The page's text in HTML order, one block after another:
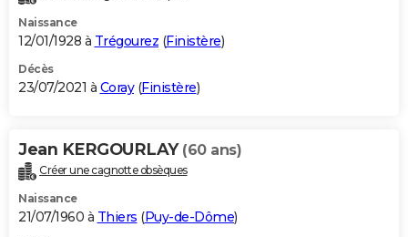
Naissance
12/01/1928 à Trégourez (Finistère)
Décès
23/07/2021 à Coray(Finistère)
Jean KERGOURLAY (60 ans)
Créer une cagnotte obsèques
Naissance
21/07/1960 à Thiers (Puy-de-Dôme)